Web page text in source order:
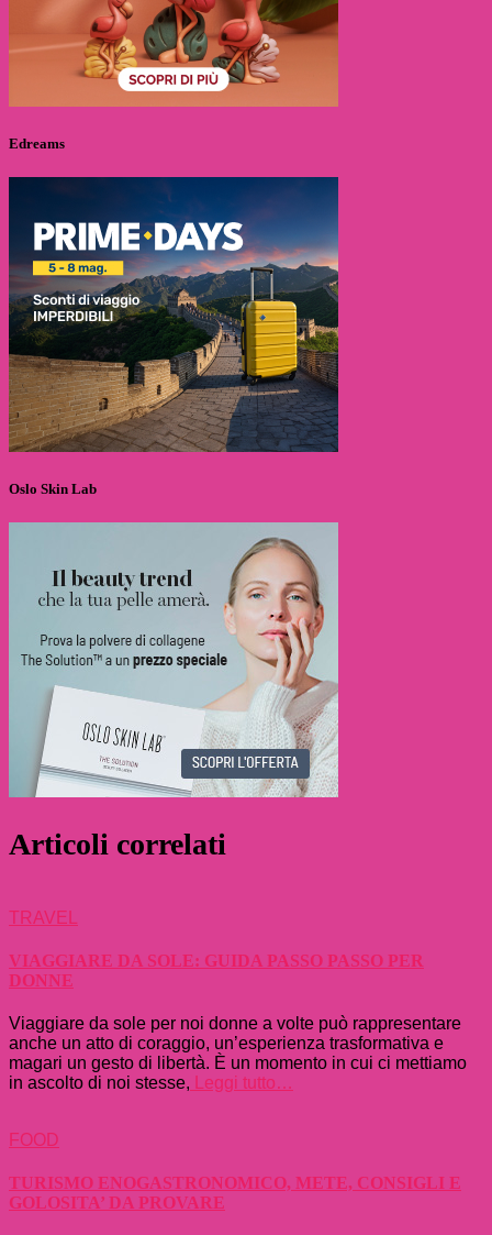
Edreams
Oslo Skin Lab
Articoli correlati
TRAVEL
VIAGGIARE DA SOLE: GUIDA PASSO PASSO PER
DONNE
Viaggiare da sole per noi donne a volte può rappresentare
anche un atto di coraggio, un’esperienza trasformativa e
magari un gesto di libertà. È un momento in cui ci mettiamo
in ascolto di noi stesse, Leggi tutto…
FOOD
TURISMO ENOGASTRONOMICO, METE, CONSIGLI E
GOLOSITA’ DA PROVARE